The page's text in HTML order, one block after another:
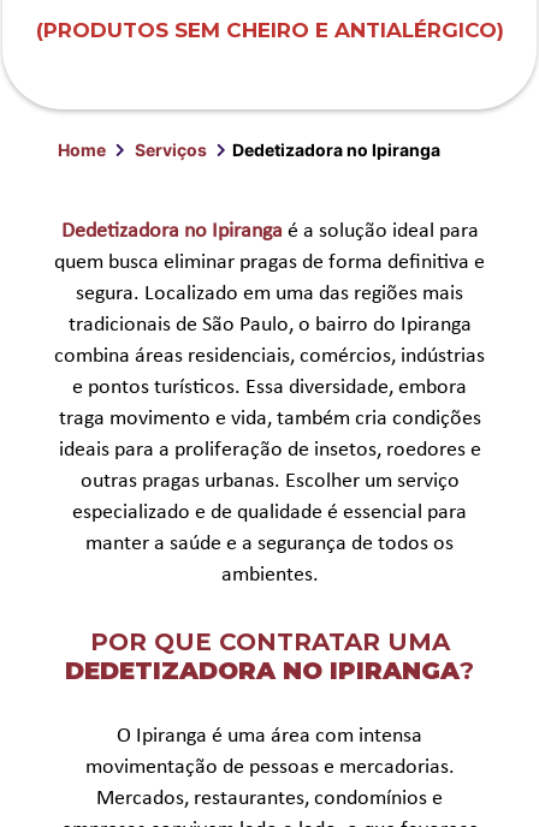
(PRODUTOS SEM CHEIRO E ANTIALÉRGICO)
Home Serviços Dedetizadora no Ipiranga
Dedetizadora no Ipiranga é a solução ideal para
quem busca eliminar pragas de forma definitiva e
segura. Localizado em uma das regiões mais
tradicionais de São Paulo, o bairro do Ipiranga
combina áreas residenciais, comércios, indústrias
e pontos turísticos. Essa diversidade, embora
traga movimento e vida, também cria condições
ideais para a proliferação de insetos, roedores e
outras pragas urbanas. Escolher um serviço
especializado e de qualidade é essencial para
manter a saúde e a segurança de todos os
ambientes.
POR QUE CONTRATAR UMA
DEDETIZADORA NO IPIRANGA?
O Ipiranga é uma área com intensa
movimentação de pessoas e mercadorias.
Mercados, restaurantes, condomínios e